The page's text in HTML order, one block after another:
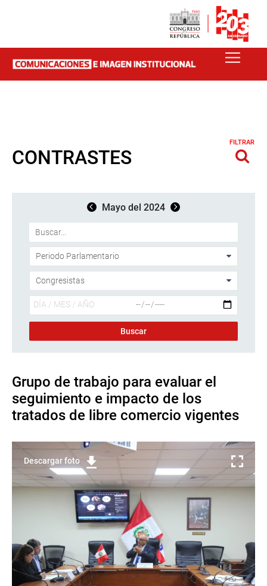
CONTRASTES
FILTRAR
Mayo del 2024
Grupo de trabajo para evaluar el
seguimiento e impacto de los
tratados de libre comercio vigentes
Descargar foto